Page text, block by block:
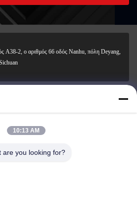
A38-2, ο αριθμός 66 οδός Nanhu, πόλη Deyang,
10:13 AM
are you looking for?